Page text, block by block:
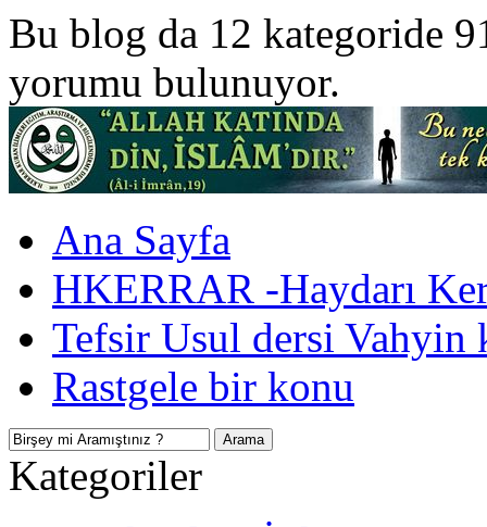
Bu blog da 12 kategoride
yorumu bulunuyor.
Ana Sayfa
HKERRAR -Haydarı
Tefsir Usul dersi Vahyin
Rastgele bir konu
Kategoriler